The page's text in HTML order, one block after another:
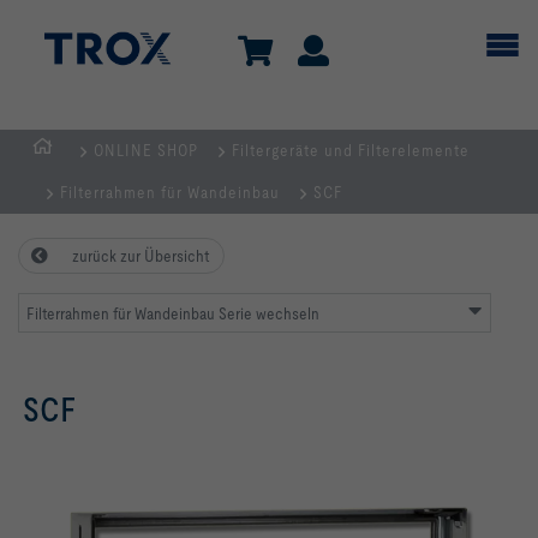
ONLINE SHOP Filtergeräte und Filterelemente
Filterrahmen für Wandeinbau SCF
zurück zur Übersicht
Filterrahmen für Wandeinbau Serie wechseln
SCF